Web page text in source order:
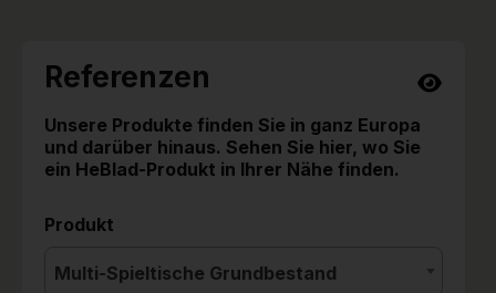
Referenzen
Unsere Produkte finden Sie in ganz Europa
und darüber hinaus. Sehen Sie hier, wo Sie
ein HeBlad-Produkt in Ihrer Nähe finden.
Produkt
Multi-Spieltische Grundbestand